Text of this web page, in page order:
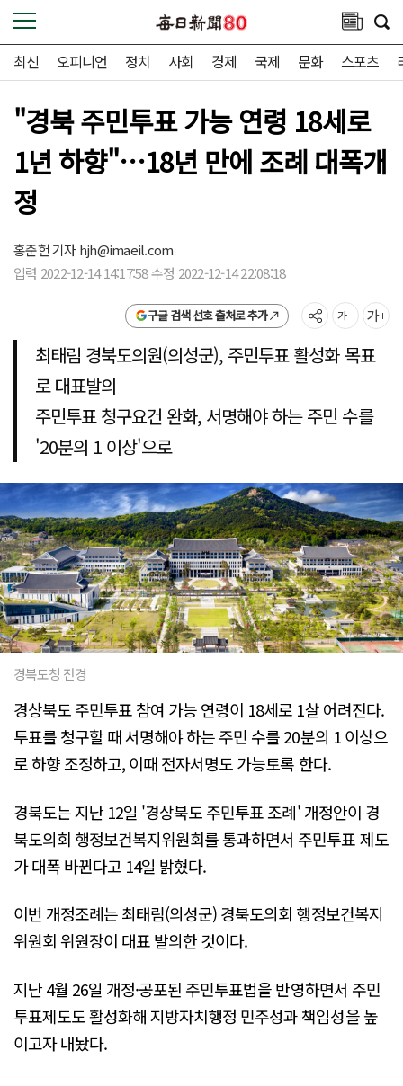
최신 오피니언 정치 사회 경제 국제 문화 스포츠
"경북 주민투표 가능 연령 18세로
1년 하향"…18년 만에 조례 대폭개
정
홍준헌 기자hjh@imaeil.com
입력 2022-12-14 14:17:58 수정 2022-12-14 22:08:18
구글 검색 선호 출처로 추가
최태림 경북도의원(의성군), 주민투표 활성화 목표
로 대표발의
주민투표 청구요건 완화, 서명해야 하는 주민 수를
'20분의 1 이상'으로
경북도청 전경
경상북도 주민투표 참여 가능 연령이 18세로 1살 어려진다.
투표를 청구할 때 서명해야 하는 주민 수를 20분의 1 이상으
로 하향 조정하고, 이때 전자서명도 가능토록 한다.
경북도는 지난 12일 '경상북도 주민투표 조례' 개정안이 경
북도의회 행정보건복지위원회를 통과하면서 주민투표 제도
가 대폭 바뀐다고 14일 밝혔다.
이번 개정조례는 최태림(의성군) 경북도의회 행정보건복지
위원회 위원장이 대표 발의한 것이다.
지난 4월 26일 개정·공포된 주민투표법을 반영하면서 주민
투표제도도 활성화해 지방자치행정 민주성과 책임성을 높
이고자 내놨다.